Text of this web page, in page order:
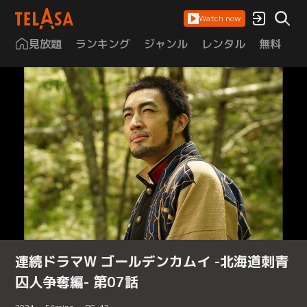
Watch now
見放題 ランキング ジャンル レンタル 無料
連続ドラマW ゴールデンカムイ -北海道刺青
囚人争奪編- 第07話